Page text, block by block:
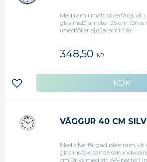
Med ram i matt silverfärg, vit
glaslins.Diameter 25 cm.
(medföljer ej).Garanti: 1 år.
348,50 KR
Lägg till i favoriter
VÄGGUR 40 CM
Med silverfärgad plastram, vit
glaslins.Svepande
cm.Drivs med ett AA-batteri